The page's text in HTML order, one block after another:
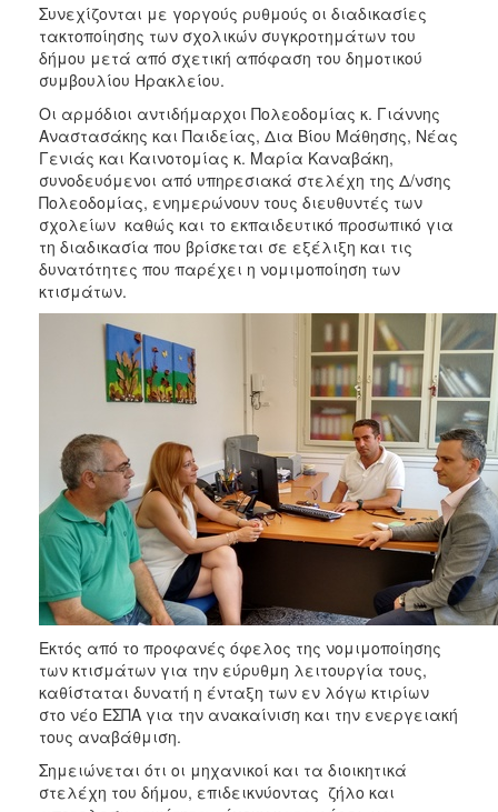
2015
2013
2012
2011
2010
2006
ΔΗΜΟΤΗΣ
Συνεχίζονται με γοργούς ρυθμούς οι διαδικασίες
τακτοποίησης των σχολικών συγκροτημάτων του
δήμου μετά από σχετική απόφαση του δημοτικού
συμβουλίου Ηρακλείου.
Οι αρμόδιοι αντιδήμαρχοι Πολεοδομίας κ. Γιάννης
Αναστασάκης και Παιδείας, Δια Βίου Μάθησης, Νέας
Γενιάς και Καινοτομίας κ. Μαρία Καναβάκη,
συνοδευόμενοι από υπηρεσιακά στελέχη της Δ/νσης
Πολεοδομίας, ενημερώνουν τους διευθυντές των
σχολείων καθώς και το εκπαιδευτικό προσωπικό για
τη διαδικασία που βρίσκεται σε εξέλιξη και τις
δυνατότητες που παρέχει η νομιμοποίηση των
κτισμάτων.
Εκτός από το προφανές όφελος της νομιμοποίησης
των κτισμάτων για την εύρυθμη λειτουργία τους,
καθίσταται δυνατή η ένταξη των εν λόγω κτιρίων
στο νέο ΕΣΠΑ για την ανακαίνιση και την ενεργειακή
τους αναβάθμιση.
Σημειώνεται ότι οι μηχανικοί και τα διοικητικά
στελέχη του δήμου, επιδεικνύοντας ζήλο και